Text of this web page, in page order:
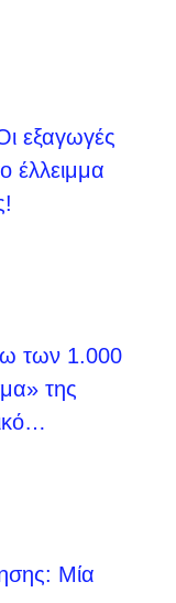
εξαγωγές
έλλειμμα
των 1.000
της
Μία